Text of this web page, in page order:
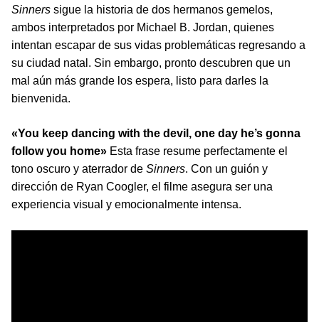
Sinners sigue la historia de dos hermanos gemelos,
ambos interpretados por Michael B. Jordan, quienes
intentan escapar de sus vidas problemáticas regresando a
su ciudad natal. Sin embargo, pronto descubren que un
mal aún más grande los espera, listo para darles la
bienvenida.
«You keep dancing with the devil, one day he’s gonna
follow you home» Esta frase resume perfectamente el
tono oscuro y aterrador de Sinners. Con un guión y
dirección de Ryan Coogler, el filme asegura ser una
experiencia visual y emocionalmente intensa.